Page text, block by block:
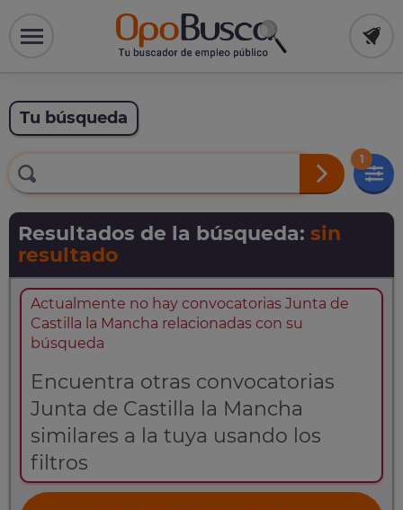
Tu búsqueda
1
Resultados de la búsqueda: sin
resultado
Actualmente no hay convocatorias Junta de
Castilla la Mancha relacionadas con su
búsqueda
Encuentra otras convocatorias
Junta de Castilla la Mancha
similares a la tuya usando los
filtros